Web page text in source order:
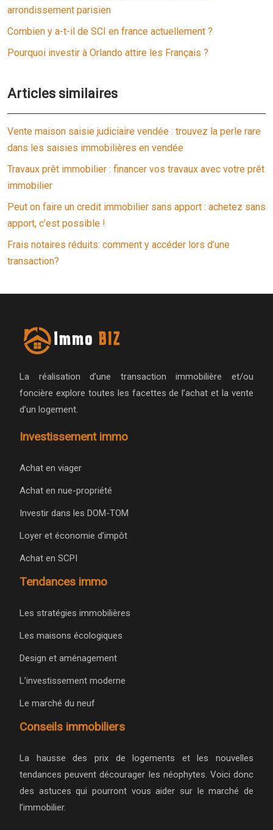
arrondissement parisien
Combien y a-t-il de SCI en france actuellement ?
Pourquoi investir à Orlando attire les Français ?
Articles similaires
Vente maison saisie judiciaire vendée : trouvez la perle rare
dans les saisies immobilières en vendée
Travaux prêt immobilier : financer vos travaux avec votre prêt
immobilier
Peut on faire un credit immobilier sans apport : achetez sans
apport, c’est possible !
Frais notaires réduits: comment y accéder lors d’une
transaction?
La réalisation d’une transaction immobilière et/ou
foncière explore toutes les facettes de l’achat et la vente
d’un logement.
Investissement immo
Achat en viager
Achat en nue-propriété
Investir dans les DOM-TOM
Loyer et économie d’impôt
Achat en SCPI
Tendances immo
Les stratégies immobilières
Les maisons écologiques
Design et aménagement
L’investissement moderne
Le marché du neuf
Conseils immobiliers
La hausse des prix de logements et les nouvelles
tendances peuvent décourager les néophytes. Voici donc
des astuces qui pourront vous aider sur le marché de
l’immobilier.